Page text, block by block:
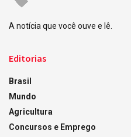
A notícia que você ouve e lê.
Editorias
Brasil
Mundo
Agricultura
Concursos e Emprego